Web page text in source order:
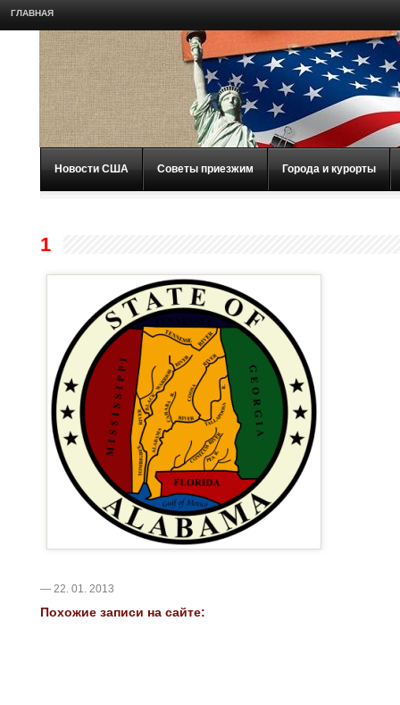
ГЛАВНАЯ
Новости США Советы приезжим Города и курорты
1
— 22. 01. 2013
Похожие записи на сайте: